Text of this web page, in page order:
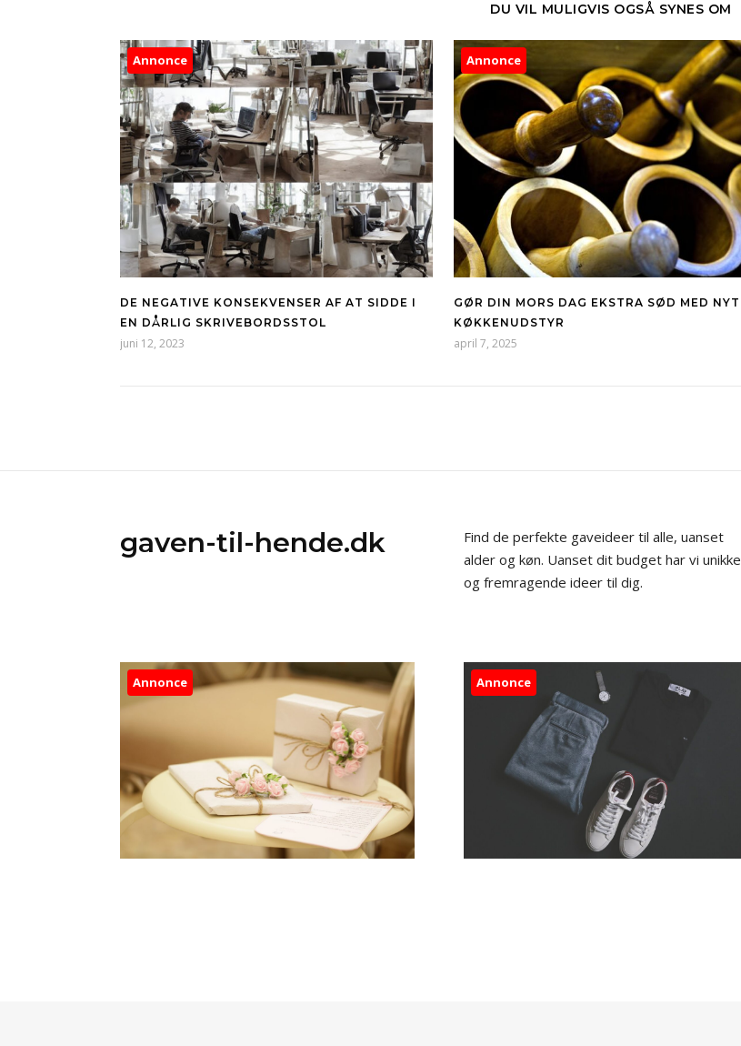
DU VIL MULIGVIS OGSÅ SYNES OM
Annonce
DE NEGATIVE KONSEKVENSER AF AT SIDDE I
EN DÅRLIG SKRIVEBORDSSTOL
juni 12, 2023
Annonce
GØR DIN MORS DAG EKSTRA SØD MED NYT
KØKKENUDSTYR
april 7, 2025
gaven-til-hende.dk
Find de perfekte gaveideer til alle, uanset
alder og køn. Uanset dit budget har vi unikke
og fremragende ideer til dig.
Annonce Annonce